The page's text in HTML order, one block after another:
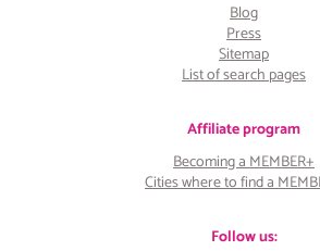
Blog
Press
Sitemap
List of search pages
Affiliate program
Becoming a MEMBER+
Cities where to find a
Follow us: